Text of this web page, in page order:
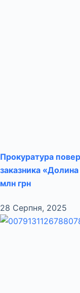
Прокуратура
заказника
млн грн
28 Серпня, 2025